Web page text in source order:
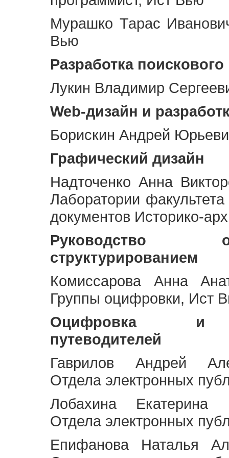
Мурашко Тарас
Вью
Разработка
Лукин Владимир
Web-дизайн и
Борискин Андрей
Графический дизайн
Надточенко Анна
Лаборатории
документов Историко-
Руководство
структурированием
Комиссарова Анна
Группы оцифровки, Ист
Оцифровка и
путеводителей
Гаврилов Андрей
Отдела электронных
Лобахина Екатерина
Отдела электронных
Епифанова Наталья